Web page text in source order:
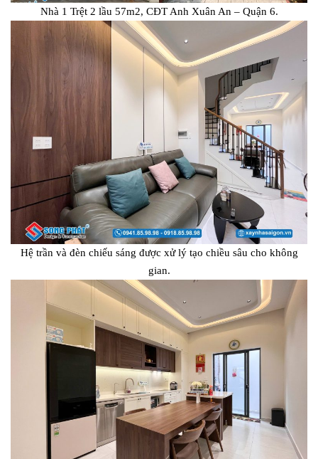
Nhà 1 Trệt 2 lầu 57m2, CĐT Anh Xuân An – Quận 6.
Hệ trần và đèn chiếu sáng được xử lý tạo chiều sâu cho không
gian.